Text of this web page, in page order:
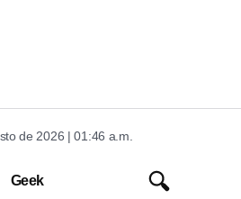
de 2026 | 01:46 a.m.
Geek